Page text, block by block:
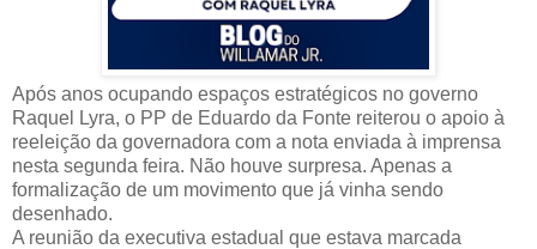
Após anos ocupando espaços estratégicos no governo
Raquel Lyra, o PP de Eduardo da Fonte reiterou o apoio à
reeleição da governadora com a nota enviada à imprensa
nesta segunda feira. Não houve surpresa. Apenas a
formalização de um movimento que já vinha sendo
desenhado.
A reunião da executiva estadual que estava marcada